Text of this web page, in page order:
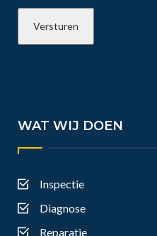
WAT WIJ DOEN
Inspectie
Diagnose
Reparatie